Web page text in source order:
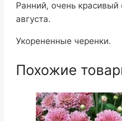
Ранний, очень красивый
августа.
Укорененные черенки.
Похожие